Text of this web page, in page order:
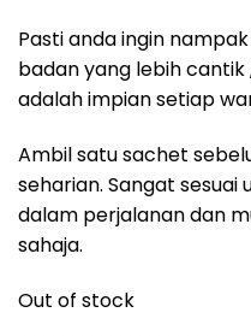
Pasti anda ingin
badan yang lebih cantik
adalah impian setiap
Ambil satu sachet
seharian. Sangat
dalam perjalanan dan
sahaja.
Out of stock